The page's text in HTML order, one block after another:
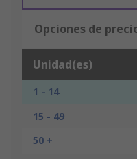
Opciones de
Unidad(es)
1 - 14
15 - 49
50 +